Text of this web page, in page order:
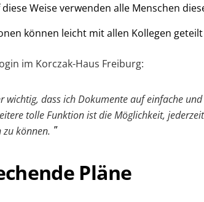
Weise verwenden alle Menschen
können leicht mit allen Kollegen
im Korczak-Haus Freiburg:
wichtig, dass ich Dokumente auf einfache
tolle Funktion ist die Möglichkeit,
zu können.
Pläne